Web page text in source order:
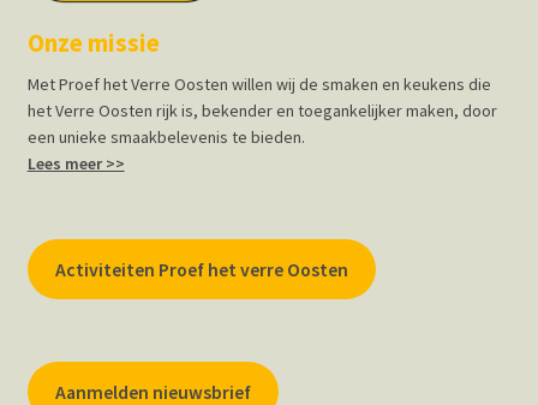
Onze missie
Met Proef het Verre Oosten willen wij de smaken en keukens die
het Verre Oosten rijk is, bekender en toegankelijker maken, door
een unieke smaakbelevenis te bieden.
Lees meer >>
Activiteiten Proef het verre Oosten
Aanmelden nieuwsbrief